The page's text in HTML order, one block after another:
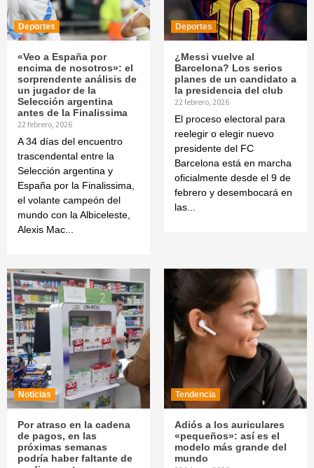
Deportes
«Veo a España por
encima de nosotros»: el
sorprendente análisis de
un jugador de la
Selección argentina
antes de la Finalissima
22 febrero, 2026
A 34 días del encuentro
trascendental entre la
Selección argentina y
España por la Finalissima,
el volante campeón del
mundo con la Albiceleste,
Alexis Mac...
Deportes
¿Messi vuelve al
Barcelona? Los serios
planes de un candidato a
la presidencia del club
22 febrero, 2026
El proceso electoral para
reelegir o elegir nuevo
presidente del FC
Barcelona está en marcha
oficialmente desde el 9 de
febrero y desembocará en
las...
Noticias
Por atraso en la cadena
de pagos, en las
próximas semanas
podría haber faltante de
Tendencia
Adiós a los auriculares
«pequeños»: así es el
modelo más grande del
mundo